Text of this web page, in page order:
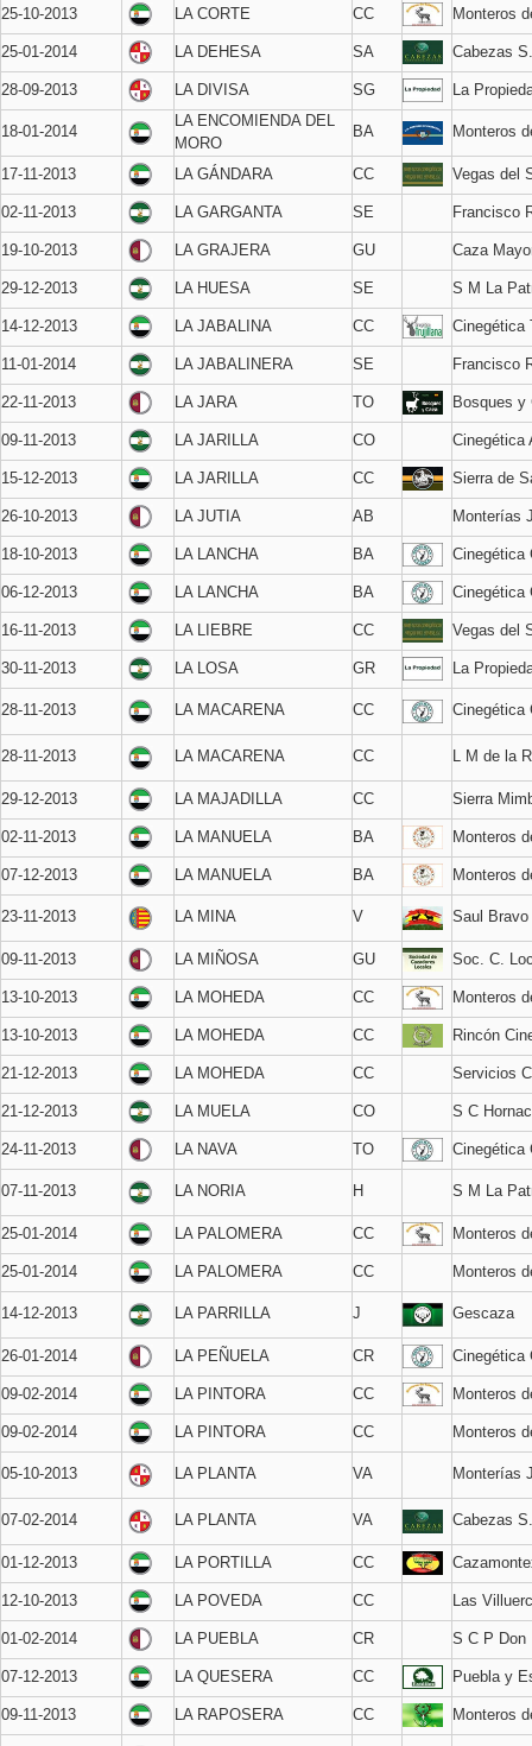
25-10-2013 LA CORTE CC Monteros
25-01-2014 LA DEHESA SA Cabezas
28-09-2013 LA DIVISA SG La
18-01-2014
LA ENCOMIENDA DEL
MORO
BA Monteros
17-11-2013 LA GÁNDARA CC Vegas del
02-11-2013 LA GARGANTA SE Francisco
19-10-2013 LA GRAJERA GU Caza
29-12-2013 LA HUESA SE S M La
14-12-2013 LA JABALINA CC Cinegética
11-01-2014 LA JABALINERA SE Francisco
22-11-2013 LA JARA TO Bosques y
09-11-2013 LA JARILLA CO Cinegética
15-12-2013 LA JARILLA CC Sierra de
26-10-2013 LA JUTIA AB Monterías
18-10-2013 LA LANCHA BA Cinegética
06-12-2013 LA LANCHA BA Cinegética
16-11-2013 LA LIEBRE CC Vegas del
30-11-2013 LA LOSA GR La
28-11-2013 LA MACARENA CC Cinegética
28-11-2013 LA MACARENA CC L M de la
29-12-2013 LA MAJADILLA CC Sierra
02-11-2013 LA MANUELA BA Monteros
07-12-2013 LA MANUELA BA Monteros
23-11-2013 LA MINA V Saul
09-11-2013 LA MIÑOSA GU Soc. C.
13-10-2013 LA MOHEDA CC Monteros
13-10-2013 LA MOHEDA CC Rincón
21-12-2013 LA MOHEDA CC Servicios
21-12-2013 LA MUELA CO S C
24-11-2013 LA NAVA TO Cinegética
07-11-2013 LA NORIA H S M La
25-01-2014 LA PALOMERA CC Monteros
25-01-2014 LA PALOMERA CC Monteros
14-12-2013 LA PARRILLA J Gescaza
26-01-2014 LA PEÑUELA CR Cinegética
09-02-2014 LA PINTORA CC Monteros
09-02-2014 LA PINTORA CC Monteros
05-10-2013 LA PLANTA VA Monterías
07-02-2014 LA PLANTA VA Cabezas
01-12-2013 LA PORTILLA CC
12-10-2013 LA POVEDA CC Las
01-02-2014 LA PUEBLA CR S C P Don
07-12-2013 LA QUESERA CC Puebla y
09-11-2013 LA RAPOSERA CC Monteros